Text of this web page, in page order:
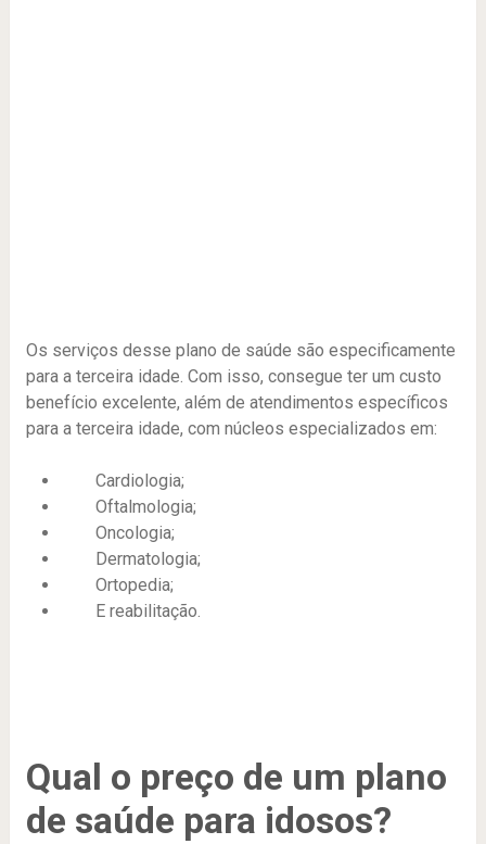
Os serviços desse plano de saúde são especificamente
para a terceira idade. Com isso, consegue ter um custo
benefício excelente, além de atendimentos específicos
para a terceira idade, com núcleos especializados em:
Cardiologia;
Oftalmologia;
Oncologia;
Dermatologia;
Ortopedia;
E reabilitação.
Qual o preço de um plano
de saúde para idosos?